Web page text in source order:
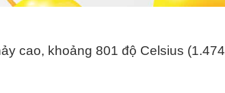
cao, khoảng 801 độ Celsius (1.474